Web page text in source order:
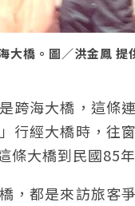
大橋。圖／洪金鳳 提
跨海大橋，這條
行經大橋時，往
大橋到民國85
，都是來訪旅客